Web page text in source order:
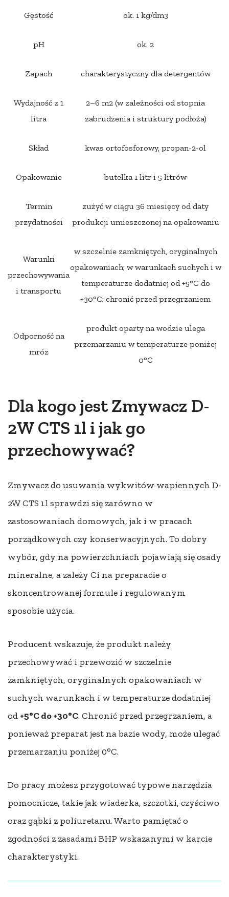
Gęstość ok. 1 kg/dm3
pH ok. 2
Zapach charakterystyczny dla detergentów
Wydajność z 1
litra
2–6 m2 (w zależności od stopnia
zabrudzenia i struktury podłoża)
Skład kwas ortofosforowy, propan-2-ol
Opakowanie butelka 1 litr i 5 litrów
Termin
przydatności
zużyć w ciągu 36 miesięcy od daty
produkcji umieszczonej na opakowaniu
Warunki
przechowywania
i transportu
w szczelnie zamkniętych, oryginalnych
opakowaniach; w warunkach suchych i w
temperaturze dodatniej od +5°C do
+30°C; chronić przed przegrzaniem
Odporność na
mróz
produkt oparty na wodzie ulega
przemarzaniu w temperaturze poniżej
0°C
Dla kogo jest Zmywacz D-
2W CTS 1l i jak go
przechowywać?
Zmywacz do usuwania wykwitów wapiennych D-
2W CTS 1l sprawdzi się zarówno w
zastosowaniach domowych, jak i w pracach
porządkowych czy konserwacyjnych. To dobry
wybór, gdy na powierzchniach pojawiają się osady
mineralne, a zależy Ci na preparacie o
skoncentrowanej formule i regulowanym
sposobie użycia.
Producent wskazuje, że produkt należy
przechowywać i przewozić w szczelnie
zamkniętych, oryginalnych opakowaniach w
suchych warunkach i w temperaturze dodatniej
od +5°C do +30°C. Chronić przed przegrzaniem, a
ponieważ preparat jest na bazie wody, może ulegać
przemarzaniu poniżej 0°C.
Do pracy możesz przygotować typowe narzędzia
pomocnicze, takie jak wiaderka, szczotki, czyściwo
oraz gąbki z poliuretanu. Warto pamiętać o
zgodności z zasadami BHP wskazanymi w karcie
charakterystyki.